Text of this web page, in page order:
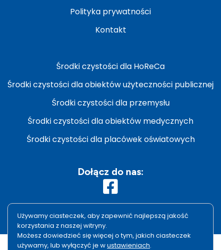
Polityka prywatności
Kontakt
Środki czystości dla HoReCa
Środki czystości dla obiektów użyteczności publicznej
Środki czystości dla przemysłu
Środki czystości dla obiektów medycznych
Środki czystości dla placówek oświatowych
Dołącz do nas:
Używamy ciasteczek, aby zapewnić najlepszą jakość
korzystania z naszej witryny.
Możesz dowiedzieć się więcej o tym, jakich ciasteczek
używamy, lub wyłączyć je wustawieniach.